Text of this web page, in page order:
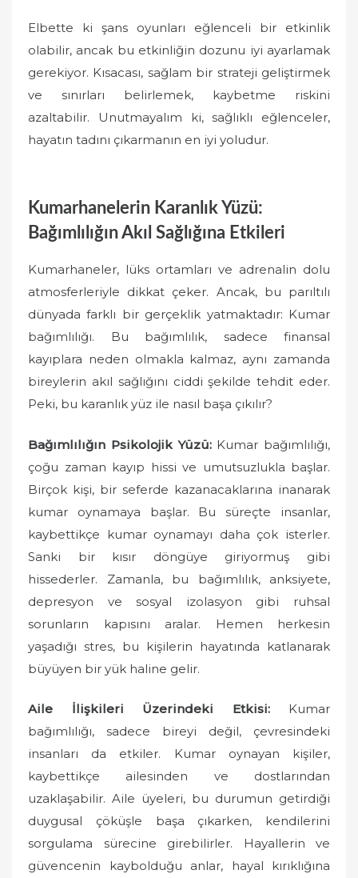
Elbette ki şans oyunları eğlenceli bir etkinlik
olabilir, ancak bu etkinliğin dozunu iyi ayarlamak
gerekiyor. Kısacası, sağlam bir strateji geliştirmek
ve sınırları belirlemek, kaybetme riskini
azaltabilir. Unutmayalım ki, sağlıklı eğlenceler,
hayatın tadını çıkarmanın en iyi yoludur.
Kumarhanelerin Karanlık Yüzü:
Bağımlılığın Akıl Sağlığına Etkileri
Kumarhaneler, lüks ortamları ve adrenalin dolu
atmosferleriyle dikkat çeker. Ancak, bu parıltılı
dünyada farklı bir gerçeklik yatmaktadır: Kumar
bağımlılığı. Bu bağımlılık, sadece finansal
kayıplara neden olmakla kalmaz, aynı zamanda
bireylerin akıl sağlığını ciddi şekilde tehdit eder.
Peki, bu karanlık yüz ile nasıl başa çıkılır?
Bağımlılığın Psikolojik Yüzü:Kumar bağımlılığı,
çoğu zaman kayıp hissi ve umutsuzlukla başlar.
Birçok kişi, bir seferde kazanacaklarına inanarak
kumar oynamaya başlar. Bu süreçte insanlar,
kaybettikçe kumar oynamayı daha çok isterler.
Sanki bir kısır döngüye giriyormuş gibi
hissederler. Zamanla, bu bağımlılık, anksiyete,
depresyon ve sosyal izolasyon gibi ruhsal
sorunların kapısını aralar. Hemen herkesin
yaşadığı stres, bu kişilerin hayatında katlanarak
büyüyen bir yük haline gelir.
Aile İlişkileri Üzerindeki Etkisi:Kumar
bağımlılığı, sadece bireyi değil, çevresindeki
insanları da etkiler. Kumar oynayan kişiler,
kaybettikçe ailesinden ve dostlarından
uzaklaşabilir. Aile üyeleri, bu durumun getirdiği
duygusal çöküşle başa çıkarken, kendilerini
sorgulama sürecine girebilirler. Hayallerin ve
güvencenin kaybolduğu anlar, hayal kırıklığına